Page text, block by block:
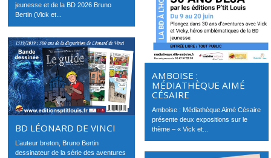
jeunesse et de la BD 2026 Bruno
Bertin (Vick et...
AMBOISE :
MÉDIATHÈQUE AIMÉ
CÉSAIRE
Amboise : Médiathèque Aimé Césaire
présente deux expositions sur le
thème – « Vick et...
BD LÉONARD DE VINCI
L’auteur breton, Bruno Bertin
dessinateur de la série des aventures